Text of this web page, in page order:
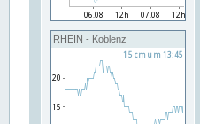
RHEIN - Koblenz